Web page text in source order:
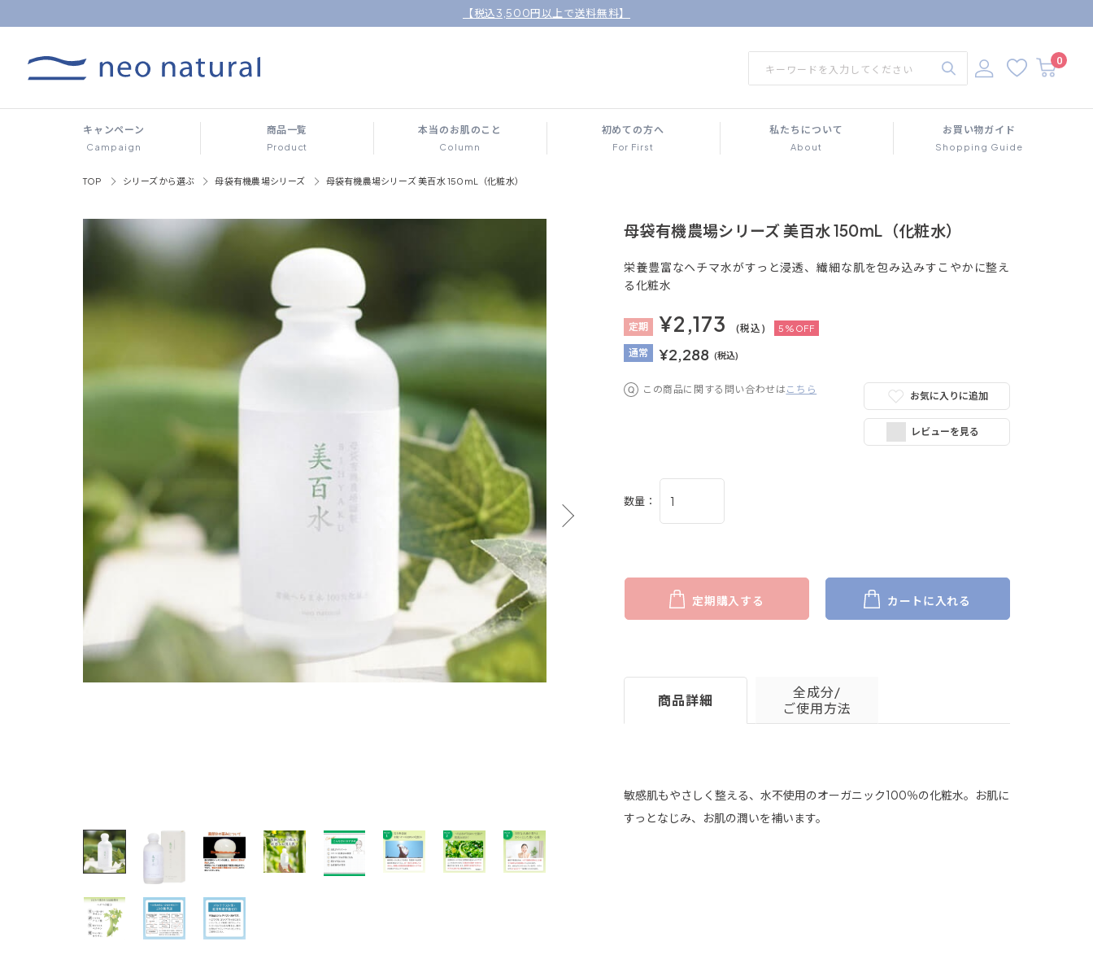
【税込3,500円以上で送料無料】
0
キャンペーン
Campaign
商品一覧
Product
本当のお肌のこと
Column
初めての方へ
For First
私たちについて
About
お買い物ガイド
Shopping Guide
TOP シリーズから選ぶ 母袋有機農場シリーズ 母袋有機農場シリーズ 美百水 150mL（化粧水）
母袋有機農場シリーズ 美百水 150mL（化粧水）
栄養豊富なヘチマ水がすっと浸透、繊細な肌を包み込みすこやかに整え
る化粧水
定期 ¥2,173 (税込) 5%OFF
通常 ¥2,288 (税込)
この商品に関する問い合わせは こちら
お気に入りに追加
レビューを見る
数量：
定期購入する カートに入れる
商品詳細
全成分/
ご使用方法
敏感肌もやさしく整える、水不使用のオーガニック100％の化粧水。お肌に
すっとなじみ、お肌の潤いを補います。